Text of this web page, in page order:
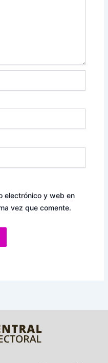
electrónico y web en
vez que comente.